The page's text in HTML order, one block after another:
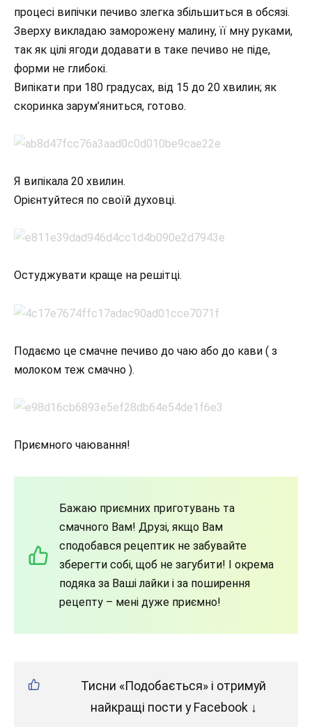
процесі випічки печиво злегка збільшиться в обсязі.
Зверху викладаю заморожену малину, її мну руками,
так як цілі ягоди додавати в таке печиво не піде,
форми не глибокі.
Випікати при 180 градусах, від 15 до 20 хвилин; як
скоринка зарум’яниться, готово.
Я випікала 20 хвилин.
Орієнтуйтеся по своїй духовці.
Остуджувати краще на решітці.
Подаємо це смачне печиво до чаю або до кави ( з
молоком теж смачно ).
Приємного чаювання!
Бажаю приємних приготувань та
смачного Вам! Друзі, якщо Вам
сподобався рецептик не забувайте
зберегти собі, щоб не загубити! І окрема
подяка за Ваші лайки і за поширення
рецепту – мені дуже приємно!
Тисни «Подобається» і отримуй
найкращі пости у Facebook ↓